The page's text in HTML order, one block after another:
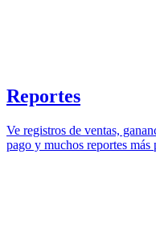
Reportes
Ve registros de ventas,
pago y muchos reportes